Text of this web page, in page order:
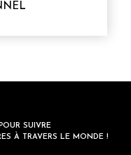
SUIVRE
À TRAVERS LE MONDE !